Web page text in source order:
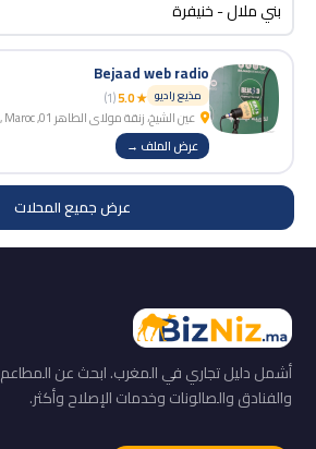
Bejaad web radio
مذيع راديو ★ 5.0
(1)
عرض الملف →
عرض جميع المحلات
BizNiz.ma
أشمل دليل تجاري في المغرب. ابحث عن المطاعم
والفنادق والصالونات وخدمات الإصلاح وأكثر.